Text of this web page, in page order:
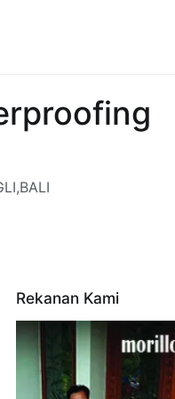
Rekanan Kami